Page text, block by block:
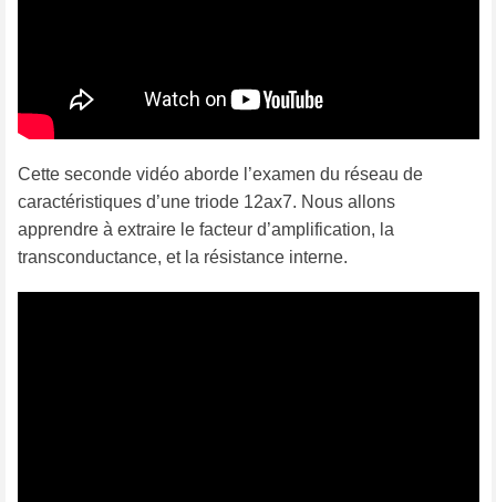
Cette seconde vidéo aborde l’examen du réseau de
caractéristiques d’une triode 12ax7. Nous allons
apprendre à extraire le facteur d’amplification, la
transconductance, et la résistance interne.